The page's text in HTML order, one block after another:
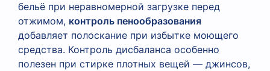
бельё при неравномерной загрузке перед
отжимом, контроль пенообразования
добавляет полоскание при избытке моющего
средства. Контроль дисбаланса особенно
полезен при стирке плотных вещей — джинсов,